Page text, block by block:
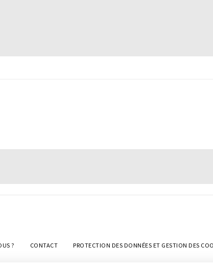
? CONTACT PROTECTION DES DONNÉES ET GESTION DES